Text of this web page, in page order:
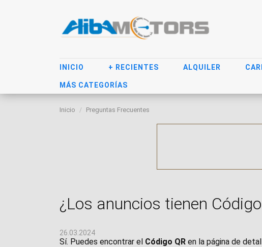
INICIO + RECIENTES ALQUILER
MÁS CATEGORÍAS
Inicio Preguntas Frecuentes
¿Los anuncios tienen
26.03.2024
Sí. Puedes encontrar el Código QR en la página de